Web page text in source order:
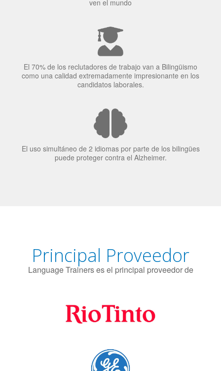
El idioma que hablan las personas afecta la forma en que
El 70% de los reclutadores de trabajo van a Bilingüismo
como una calidad extremadamente impresionante en los
El uso simultáneo de 2 idiomas por parte de los bilingües
Principal Proveedor